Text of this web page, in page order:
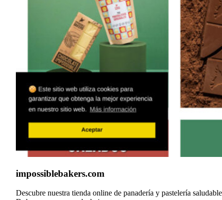
impossiblebakers.com
Descubre nuestra tienda online de panadería y pastelería